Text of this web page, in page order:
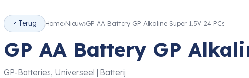
Terug Home Nieuw GP AA Battery GP Alkaline Super 1.5V 24 PCs
GP AA Battery GP
GP-Batteries, Universeel | Batterij